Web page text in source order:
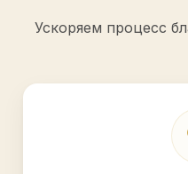
Ускоряем процесс